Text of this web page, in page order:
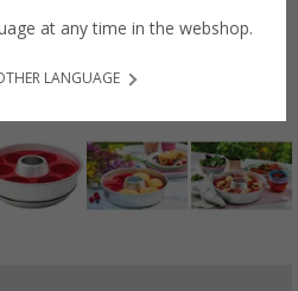
at any time in the webshop.
LANGUAGE